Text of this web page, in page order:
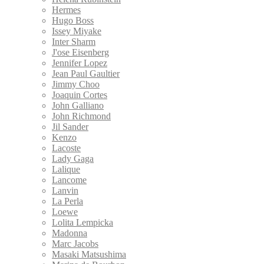
Hermes
Hugo Boss
Issey Miyake
Inter Sharm
J'ose Eisenberg
Jennifer Lopez
Jean Paul Gaultier
Jimmy Choo
Joaquin Cortes
John Galliano
John Richmond
Jil Sander
Kenzo
Lacoste
Lady Gaga
Lalique
Lancome
Lanvin
La Perla
Loewe
Lolita Lempicka
Madonna
Marc Jacobs
Masaki Matsushima